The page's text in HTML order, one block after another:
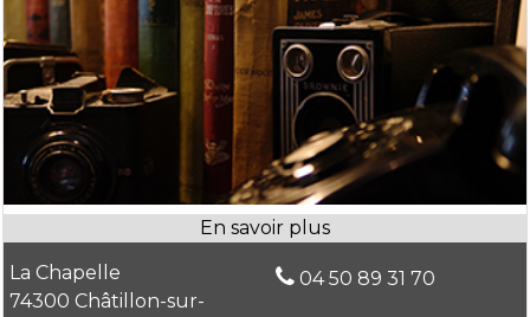
La Chapelle
74300 Châtillon-sur-
04 50 89 31 70